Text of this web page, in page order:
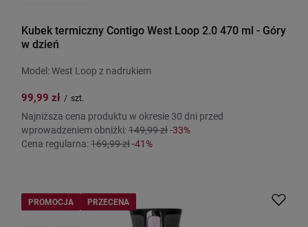
Kubek termiczny Contigo West Loop 2.0 470 ml - Góry
w dzień
Model: West Loop z nadrukiem
99,99 zł / szt.
Najniższa cena produktu w okresie 30 dni przed
wprowadzeniem obniżki:149,99 zł-33%
Cena regularna:169,99 zł-41%
PROMOCJA PRZECENA